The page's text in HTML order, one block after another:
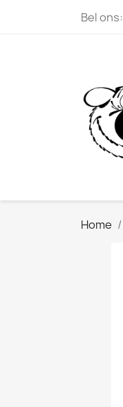
Bel ons:
Home